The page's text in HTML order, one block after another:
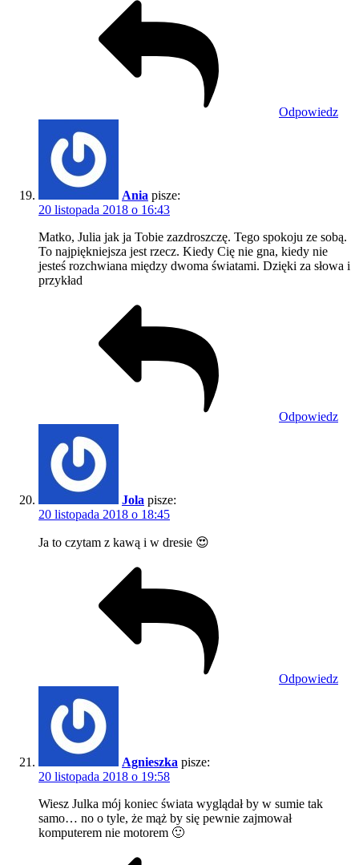
Odpowiedz
Ania pisze:
20 listopada 2018 o 16:43
Matko, Julia jak ja Tobie zazdroszczę. Tego spokoju ze sobą.
To najpiękniejsza jest rzecz. Kiedy Cię nie gna, kiedy nie
jesteś rozchwiana między dwoma światami. Dzięki za słowa i
przykład
Odpowiedz
Jola pisze:
20 listopada 2018 o 18:45
Ja to czytam z kawą i w dresie 😍
Odpowiedz
Agnieszka pisze:
20 listopada 2018 o 19:58
Wiesz Julka mój koniec świata wyglądał by w sumie tak
samo… no o tyle, że mąż by się pewnie zajmował
komputerem nie motorem 🙂